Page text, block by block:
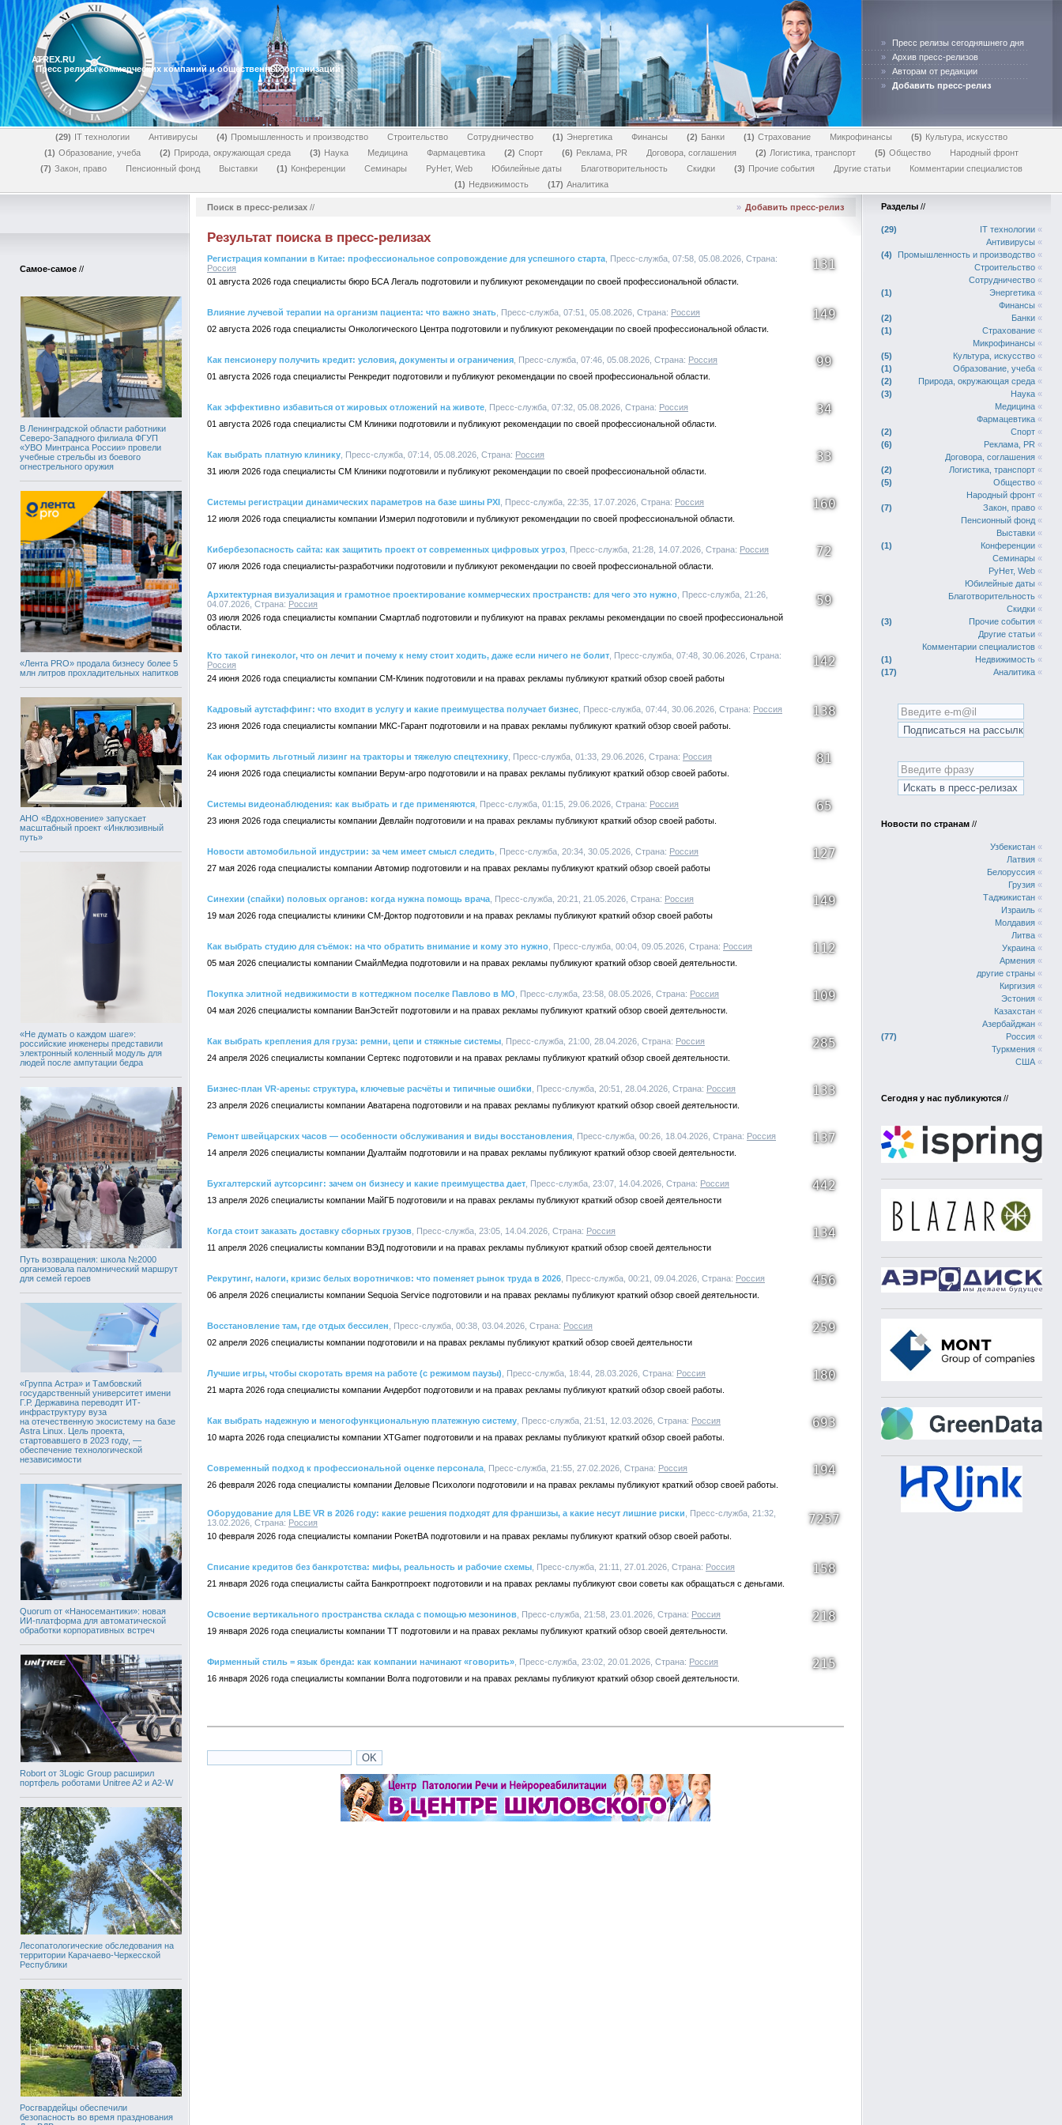
ATREX.RU
Пресс релизы коммерческих компаний и общественных организаций
»
Пресс релизы сегодняшнего дня
»
Архив пресс-релизов
»
Авторам от редакции
»
Добавить пресс-релиз
29 IT технологии Антивирусы 4 Промышленность и производство Строительство Сотрудничество 1 Энергетика Финансы 2 Банки 1 Страхование Микрофинансы 5
Культура, искусство
1
Образование, учеба 2 Природа, окружающая среда 3 Наука Медицина Фармацевтика 2 Спорт 6 Реклама, PR Договора, соглашения 2 Логистика, транспорт 5 Общество
Народный фронт
7
Закон, право Пенсионный фонд Выставки 1 Конференции Семинары РуНет, Web Юбилейные даты Благотворительность Скидки 3 Прочие события Другие статьи
Комментарии специалистов
1
Недвижимость 17 Аналитика
Самое-самое //
В Ленинградской области работники
Северо-Западного филиала ФГУП
«УВО Минтранса России» провели
учебные стрельбы из боевого
огнестрельного оружия
«Лента PRO» продала бизнесу более 5
млн литров прохладительных напитков
АНО «Вдохновение» запускает
масштабный проект «Инклюзивный
путь»
«Не думать о каждом шаге»:
российские инженеры представили
электронный коленный модуль для
людей после ампутации бедра
Путь возвращения: школа №2000
организовала паломнический маршрут
для семей героев
«Группа Астра» и Тамбовский
государственный университет имени
Г.Р. Державина переводят ИТ-
инфраструктуру вуза
на отечественную экосистему на базе
Astra Linux. Цель проекта,
стартовавшего в 2023 году, —
обеспечение технологической
независимости
Quorum от «Наносемантики»: новая
ИИ-платформа для автоматической
обработки корпоративных встреч
Robort от 3Logic Group расширил
портфель роботами Unitree A2 и A2-W
Лесопатологические обследования на
территории Карачаево-Черкесской
Республики
Росгвардейцы обеспечили
безопасность во время празднования
Поиск в пресс-релизах // » Добавить пресс-релиз
Результат поиска в пресс-релизах
Регистрация компании в Китае: профессиональное сопровождение для успешного старта , Пресс-служба, 07:58, 05.08.2026, Страна:
Россия
131
01 августа 2026 года специалисты бюро БСА Легаль подготовили и публикуют рекомендации по своей профессиональной области.
Влияние лучевой терапии на организм пациента: что важно знать , Пресс-служба, 07:51, 05.08.2026, Страна: Россия 149
02 августа 2026 года специалисты Онкологического Центра подготовили и публикуют рекомендации по своей профессиональной области.
Как пенсионеру получить кредит: условия, документы и ограничения , Пресс-служба, 07:46, 05.08.2026, Страна: Россия 99
01 августа 2026 года специалисты Ренкредит подготовили и публикуют рекомендации по своей профессиональной области.
Как эффективно избавиться от жировых отложений на животе , Пресс-служба, 07:32, 05.08.2026, Страна: Россия 34
01 августа 2026 года специалисты СМ Клиники подготовили и публикуют рекомендации по своей профессиональной области.
Как выбрать платную клинику , Пресс-служба, 07:14, 05.08.2026, Страна: Россия 33
31 июля 2026 года специалисты СМ Клиники подготовили и публикуют рекомендации по своей профессиональной области.
Системы регистрации динамических параметров на базе шины PXI , Пресс-служба, 22:35, 17.07.2026, Страна: Россия 160
12 июля 2026 года специалисты компании Измерил подготовили и публикуют рекомендации по своей профессиональной области.
Кибербезопасность сайта: как защитить проект от современных цифровых угроз , Пресс-служба, 21:28, 14.07.2026, Страна: Россия 72
07 июля 2026 года специалисты-разработчики подготовили и публикуют рекомендации по своей профессиональной области.
Архитектурная визуализация и грамотное проектирование коммерческих пространств: для чего это нужно , Пресс-служба, 21:26,
04.07.2026, Страна: Россия 59
03 июля 2026 года специалисты компании Смартлаб подготовили и публикуют на правах рекламы рекомендации по своей профессиональной
области.
Кто такой гинеколог, что он лечит и почему к нему стоит ходить, даже если ничего не болит , Пресс-служба, 07:48, 30.06.2026, Страна:
Россия
142
24 июня 2026 года специалисты компании СМ-Клиник подготовили и на правах рекламы публикуют краткий обзор своей работы
Кадровый аутстаффинг: что входит в услугу и какие преимущества получает бизнес , Пресс-служба, 07:44, 30.06.2026, Страна: Россия 138
23 июня 2026 года специалисты компании МКС-Гарант подготовили и на правах рекламы публикуют краткий обзор своей работы.
Как оформить льготный лизинг на тракторы и тяжелую спецтехнику , Пресс-служба, 01:33, 29.06.2026, Страна: Россия 81
24 июня 2026 года специалисты компании Верум-агро подготовили и на правах рекламы публикуют краткий обзор своей работы.
Cистемы видеонаблюдения: как выбрать и где применяются , Пресс-служба, 01:15, 29.06.2026, Страна: Россия 65
23 июня 2026 года специалисты компании Девлайн подготовили и на правах рекламы публикуют краткий обзор своей работы.
Новости автомобильной индустрии: за чем имеет смысл следить , Пресс-служба, 20:34, 30.05.2026, Страна: Россия 127
27 мая 2026 года специалисты компании Автомир подготовили и на правах рекламы публикуют краткий обзор своей работы
Синехии (спайки) половых органов: когда нужна помощь врача , Пресс-служба, 20:21, 21.05.2026, Страна: Россия 149
19 мая 2026 года специалисты клиники СМ-Доктор подготовили и на правах рекламы публикуют краткий обзор своей работы
Как выбрать студию для съёмок: на что обратить внимание и кому это нужно , Пресс-служба, 00:04, 09.05.2026, Страна: Россия 112
05 мая 2026 специалисты компании СмайлМедиа подготовили и на правах рекламы публикуют краткий обзор своей деятельности.
Покупка элитной недвижимости в коттеджном поселке Павлово в МО , Пресс-служба, 23:58, 08.05.2026, Страна: Россия 109
04 мая 2026 специалисты компании ВанЭстейт подготовили и на правах рекламы публикуют краткий обзор своей деятельности.
Как выбрать крепления для груза: ремни, цепи и стяжные системы , Пресс-служба, 21:00, 28.04.2026, Страна: Россия 285
24 апреля 2026 специалисты компании Сертекс подготовили и на правах рекламы публикуют краткий обзор своей деятельности.
Бизнес-план VR-арены: структура, ключевые расчёты и типичные ошибки , Пресс-служба, 20:51, 28.04.2026, Страна: Россия 133
23 апреля 2026 специалисты компании Аватарена подготовили и на правах рекламы публикуют краткий обзор своей деятельности.
Ремонт швейцарских часов — особенности обслуживания и виды восстановления , Пресс-служба, 00:26, 18.04.2026, Страна: Россия 137
14 апреля 2026 специалисты компании Дуалтайм подготовили и на правах рекламы публикуют краткий обзор своей деятельности.
Бухгалтерский аутсорсинг: зачем он бизнесу и какие преимущества дает , Пресс-служба, 23:07, 14.04.2026, Страна: Россия 442
13 апреля 2026 специалисты компании МайГБ подготовили и на правах рекламы публикуют краткий обзор своей деятельности
Когда стоит заказать доставку сборных грузов , Пресс-служба, 23:05, 14.04.2026, Страна: Россия 134
11 апреля 2026 специалисты компании ВЭД подготовили и на правах рекламы публикуют краткий обзор своей деятельности
Рекрутинг, налоги, кризис белых воротничков: что поменяет рынок труда в 2026 , Пресс-служба, 00:21, 09.04.2026, Страна: Россия 456
06 апреля 2026 специалисты компании Sequoia Service подготовили и на правах рекламы публикуют краткий обзор своей деятельности.
Восстановление там, где отдых бессилен , Пресс-служба, 00:38, 03.04.2026, Страна: Россия 259
02 апреля 2026 специалисты компании подготовили и на правах рекламы публикуют краткий обзор своей деятельности
Лучшие игры, чтобы скоротать время на работе (с режимом паузы) , Пресс-служба, 18:44, 28.03.2026, Страна: Россия 180
21 марта 2026 года специалисты компании Андербот подготовили и на правах рекламы публикуют краткий обзор своей работы.
Как выбрать надежную и меногофункциональную платежную систему , Пресс-служба, 21:51, 12.03.2026, Страна: Россия 693
10 марта 2026 года специалисты компании XTGamer подготовили и на правах рекламы публикуют краткий обзор своей работы.
Современный подход к профессиональной оценке персонала , Пресс-служба, 21:55, 27.02.2026, Страна: Россия 194
26 февраля 2026 года специалисты компании Деловые Психологи подготовили и на правах рекламы публикуют краткий обзор своей работы.
Оборудование для LBE VR в 2026 году: какие решения подходят для франшизы, а какие несут лишние риски , Пресс-служба, 21:32,
13.02.2026, Страна: Россия 7257
10 февраля 2026 года специалисты компании РокетВА подготовили и на правах рекламы публикуют краткий обзор своей работы.
Списание кредитов без банкротства: мифы, реальность и рабочие схемы , Пресс-служба, 21:11, 27.01.2026, Страна: Россия 158
21 января 2026 года специалисты сайта Банкротпроект подготовили и на правах рекламы публикуют свои советы как обращаться с деньгами.
Освоение вертикального пространства склада с помощью мезонинов , Пресс-служба, 21:58, 23.01.2026, Страна: Россия 218
19 января 2026 года специалисты компании ТТ подготовили и на правах рекламы публикуют краткий обзор своей деятельности.
Фирменный стиль = язык бренда: как компании начинают «говорить» , Пресс-служба, 23:02, 20.01.2026, Страна: Россия 215
16 января 2026 года специалисты компании Волга подготовили и на правах рекламы публикуют краткий обзор своей деятельности.
Разделы //
29 IT технологии «
Антивирусы «
4
Промышленность и производство «
Строительство «
Сотрудничество «
1
Энергетика «
Финансы «
2
Банки «
1
Страхование «
Микрофинансы «
5
Культура, искусство «
1
Образование, учеба «
2
Природа, окружающая среда «
3
Наука «
Медицина «
Фармацевтика «
2
Спорт «
6
Реклама, PR «
Договора, соглашения «
2
Логистика, транспорт «
5
Общество «
Народный фронт «
7
Закон, право «
Пенсионный фонд «
Выставки «
1
Конференции «
Семинары «
РуНет, Web «
Юбилейные даты «
Благотворительность «
Скидки «
3
Прочие события «
Другие статьи «
Комментарии специалистов «
1
Недвижимость «
17
Аналитика «
Новости по странам //
Узбекистан «
Латвия «
Белоруссия «
Грузия «
Таджикистан «
Израиль «
Молдавия «
Литва «
Украина «
Армения «
другие страны «
Киргизия «
Эстония «
Казахстан «
Азербайджан «
77
Россия «
Туркмения «
США «
Сегодня у нас публикуются //